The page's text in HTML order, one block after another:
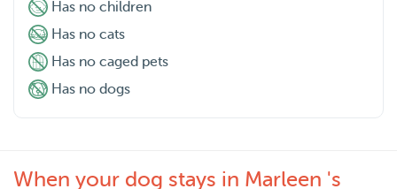
Has no children
Has no cats
Has no caged pets
Has no dogs
When your dog stays in Marleen 's